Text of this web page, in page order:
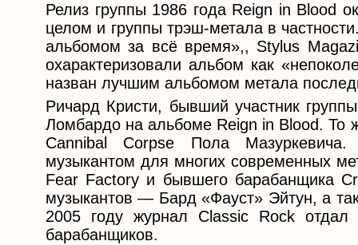
Релиз группы 1986 года Reign in Blood
целом и группы трэш-метала в
альбомом за всё время»,, Stylus
охарактеризовали альбом как
назван лучшим альбомом метала
Ричард Кристи, бывший участник
Ломбардо на альбоме Reign in Blood. То
Cannibal Corpse Пола
музыкантом для многих современных
Fear Factory и бывшего барабанщика
музыкантов — Бард «Фауст» Эйтун, а
2005 году журнал Classic Rock
барабанщиков.